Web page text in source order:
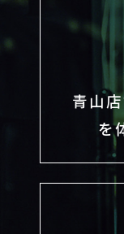
青山
を